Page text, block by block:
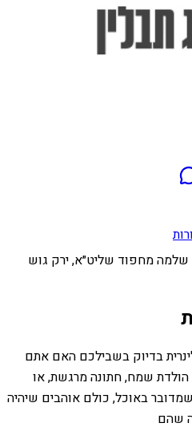
שלמה מחפוד שליט״א, ירק גוש
בדיוק בשבילכם האם אתם
הולדת שמח, חתונה מרגשת, או
באוכל, כולם אוהבים שיהיה
שהם